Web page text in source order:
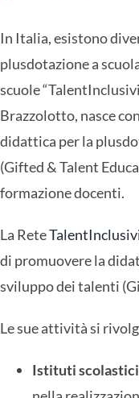
In Italia, esistono
plusdotazione a
scuole
Brazzolotto, nasce
didattica per la
(Gifted & Talent
formazione docenti.
La Rete
di promuovere la
sviluppo dei talenti
Le sue attività si
Istituti